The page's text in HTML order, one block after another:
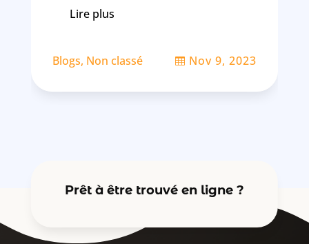
Lire plus
Blogs, Non classé  Nov 9, 2023
Prêt à être trouvé en ligne ?